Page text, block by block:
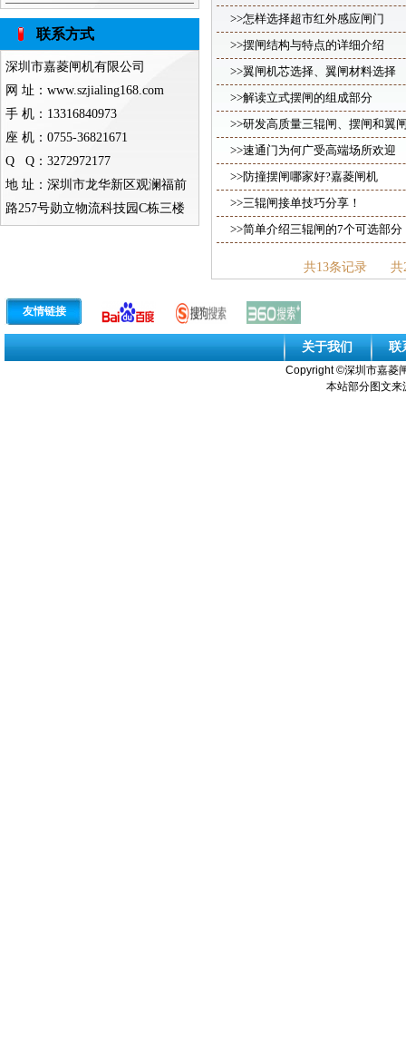
联系方式
深圳市嘉菱闸机有限公司
网 址： www.szjialing168.com
手 机：13316840973
座 机：0755-36821671
Q Q： 3272972177
地 址：深圳市龙华新区观澜福前
路257号勋立物流科技园C栋三楼
>>怎样选择超市红外感应闸门
>>摆闸结构与特点的详细介绍
>>翼闸机芯选择、翼闸材料选择
>>解读立式摆闸的组成部分
>>研发高质量三辊闸、摆闸和翼
>>速通门为何广受高端场所欢迎
>>防撞摆闸哪家好?嘉菱闸机
>>三辊闸接单技巧分享！
>>简单介绍三辊闸的7个可选部分
共13条记录 共
友情链接
关于我们 联
Copyright ©深圳市嘉菱
本站部分图文来